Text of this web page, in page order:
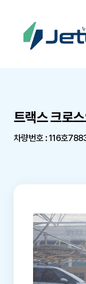
트랙스 크로
차량번호 : 116호